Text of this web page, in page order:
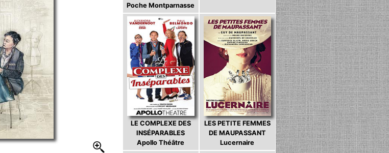
Poche Montparnasse
LE COMPLEXE DES
INSÉPARABLES
Apollo Théâtre
LES PETITE FEMMES
DE MAUPASSANT
Lucernaire